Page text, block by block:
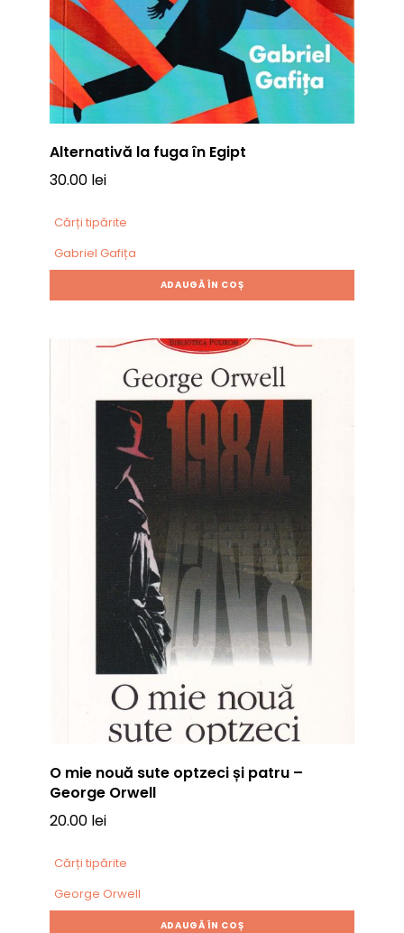
Alternativă la fuga în Egipt
30.00 lei
Cărți tipărite
Gabriel Gafița
ADAUGĂ ÎN COȘ
O mie nouă sute optzeci și patru –
George Orwell
20.00 lei
Cărți tipărite
George Orwell
ADAUGĂ ÎN COȘ